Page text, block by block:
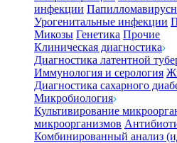
инфекции
Урогенитальные инфекции
Микозы Генетика Прочие
Клиническая диагностика
Диагностика латентной
Иммунология и серология
Диагностика сахарного
Микробиология
Культивирование
микроорганизмов
Комбинированный анализ